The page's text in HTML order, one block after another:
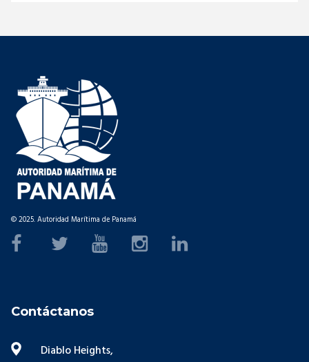
© 2025. Autoridad Marítima de Panamá
Contáctanos
Diablo Heights,